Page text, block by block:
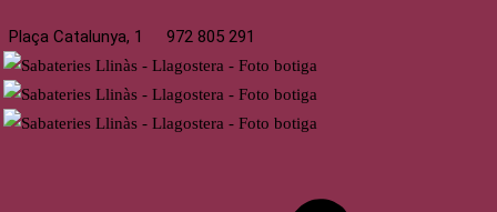
Plaça Catalunya, 1 972 805 291